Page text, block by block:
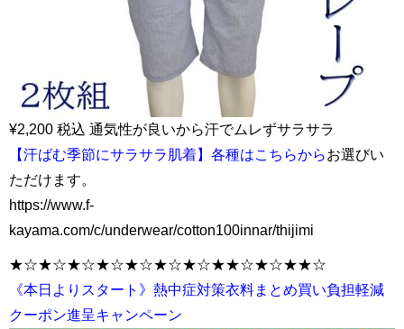
¥2,200 税込 通気性が良いから汗でムレずサラサラ
【汗ばむ季節にサラサラ肌着】各種はこちらからお選びい
ただけます。
https://www.f-
kayama.com/c/underwear/cotton100innar/thijimi
★☆★☆★☆★☆★☆★☆★☆★★☆★☆★★☆
《本日よりスタート》熱中症対策衣料まとめ買い負担軽減
クーポン進呈キャンペーン